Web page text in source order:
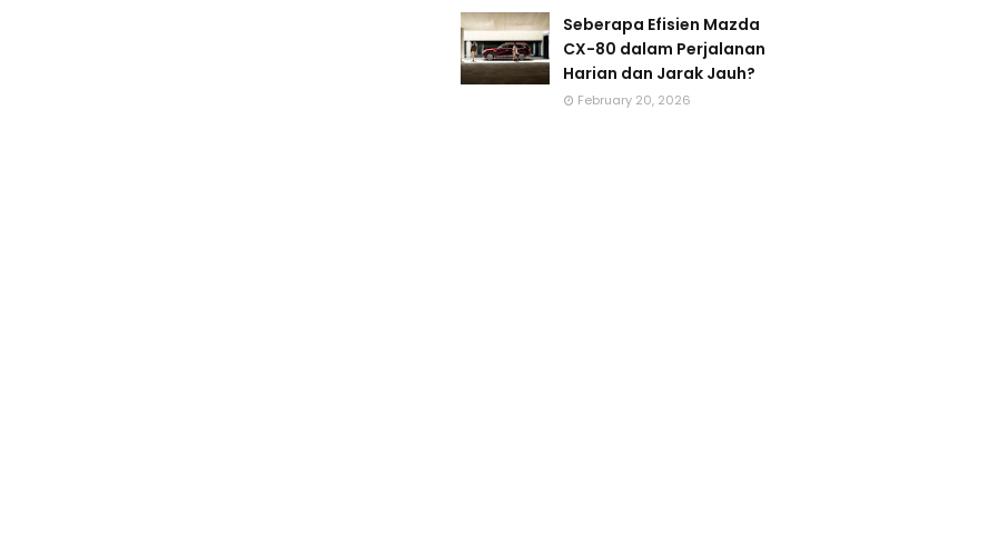
Seberapa Efisien Mazda
CX-80 dalam Perjalanan
Harian dan Jarak Jauh?
February 20, 2026